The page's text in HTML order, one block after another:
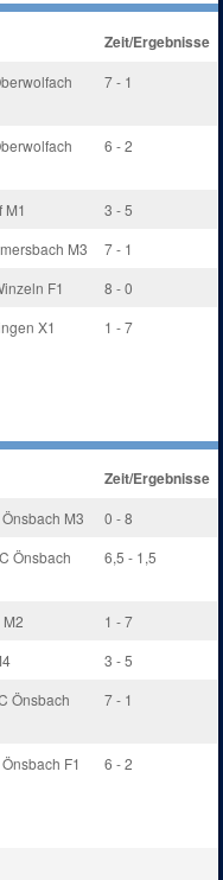
Zeit/Ergebnisse
7 - 1
6 - 2
3 - 5
M3
7 - 1
F1
8 - 0
X1 1 - 7
Zeit/Ergebnisse
M3
0 - 8
Önsbach
6,5 - 1,5
1 - 7
3 - 5
Önsbach
7 - 1
F1 6 - 2